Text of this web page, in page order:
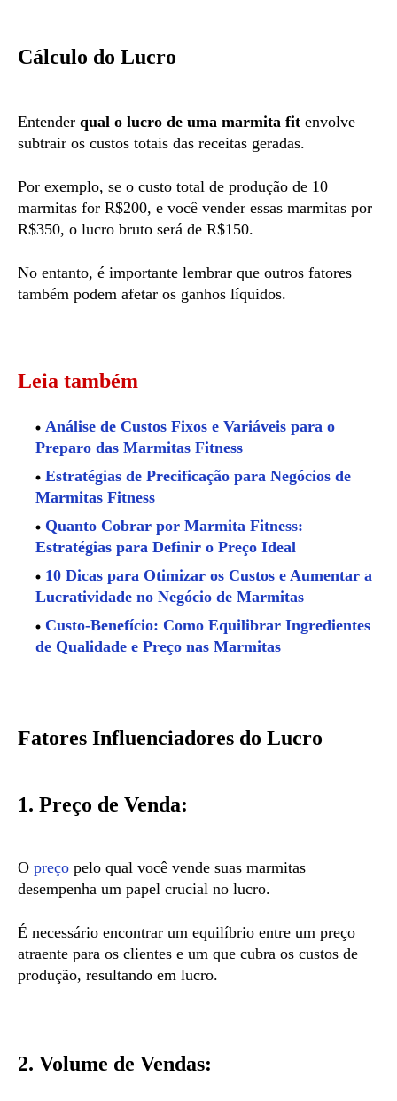
Cálculo do Lucro
Entender qual o lucro de uma marmita fit envolve
subtrair os custos totais das receitas geradas.
Por exemplo, se o custo total de produção de 10
marmitas for R$200, e você vender essas marmitas por
R$350, o lucro bruto será de R$150.
No entanto, é importante lembrar que outros fatores
também podem afetar os ganhos líquidos.
Leia também
Análise de Custos Fixos e Variáveis para o
Preparo das Marmitas Fitness
Estratégias de Precificação para Negócios de
Marmitas Fitness
Quanto Cobrar por Marmita Fitness:
Estratégias para Definir o Preço Ideal
10 Dicas para Otimizar os Custos e Aumentar a
Lucratividade no Negócio de Marmitas
Custo-Benefício: Como Equilibrar Ingredientes
de Qualidade e Preço nas Marmitas
Fatores Influenciadores do Lucro
1. Preço de Venda:
O preço pelo qual você vende suas marmitas
desempenha um papel crucial no lucro.
É necessário encontrar um equilíbrio entre um preço
atraente para os clientes e um que cubra os custos de
produção, resultando em lucro.
2. Volume de Vendas: